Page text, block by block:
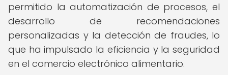
permitido la automatización de procesos, el
desarrollo de recomendaciones
personalizadas y la detección de fraudes, lo
que ha impulsado la eficiencia y la seguridad
en el comercio electrónico alimentario.